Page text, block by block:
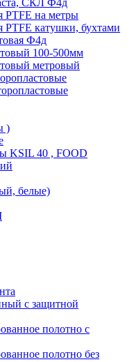
СКЛ Ф4д
PTFE на метры
PTFE катушки, бухтами
Ф4д
100-500мм
метровый
)
KSIL 40 , FOOD
белые)
с защитной
полотно с
полотно без